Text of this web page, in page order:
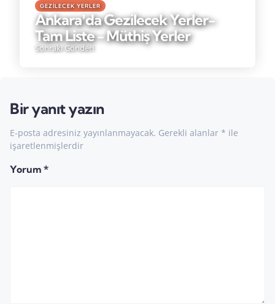
GEZILECEK YERLER
Ankaraʼda Gezilecek Yerler-
Tam Liste - Müthiş Yerler
Sonraki Gönderi
Bir yanıt yazın
E-posta adresiniz yayınlanmayacak. Gerekli alanlar * ile
işaretlenmişlerdir
Yorum *